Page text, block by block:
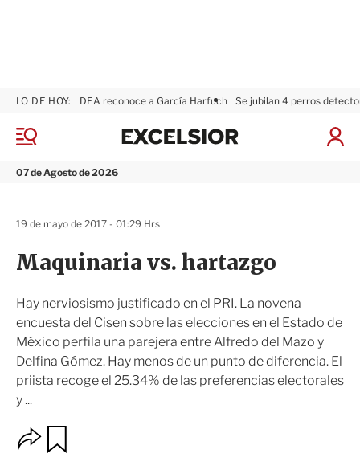
M
n
07 de Agosto de 2026
LO DE HOY: DEA reconoce a García Harfuch Se jubilan 4 perros
I
n
x
Maquinaria vs. hartazgo
Hay nerviosismo justificado en el PRI. La novena
encuesta del Cisen sobre las elecciones en el Estado de
México perfila una parejera entre Alfredo del Mazo y
Delfina Gómez. Hay menos de un punto de diferencia. El
priista recoge el 25.34% de las preferencias electorales
y ...
19 de mayo de 2017 - 01:29 Hrs
O
p